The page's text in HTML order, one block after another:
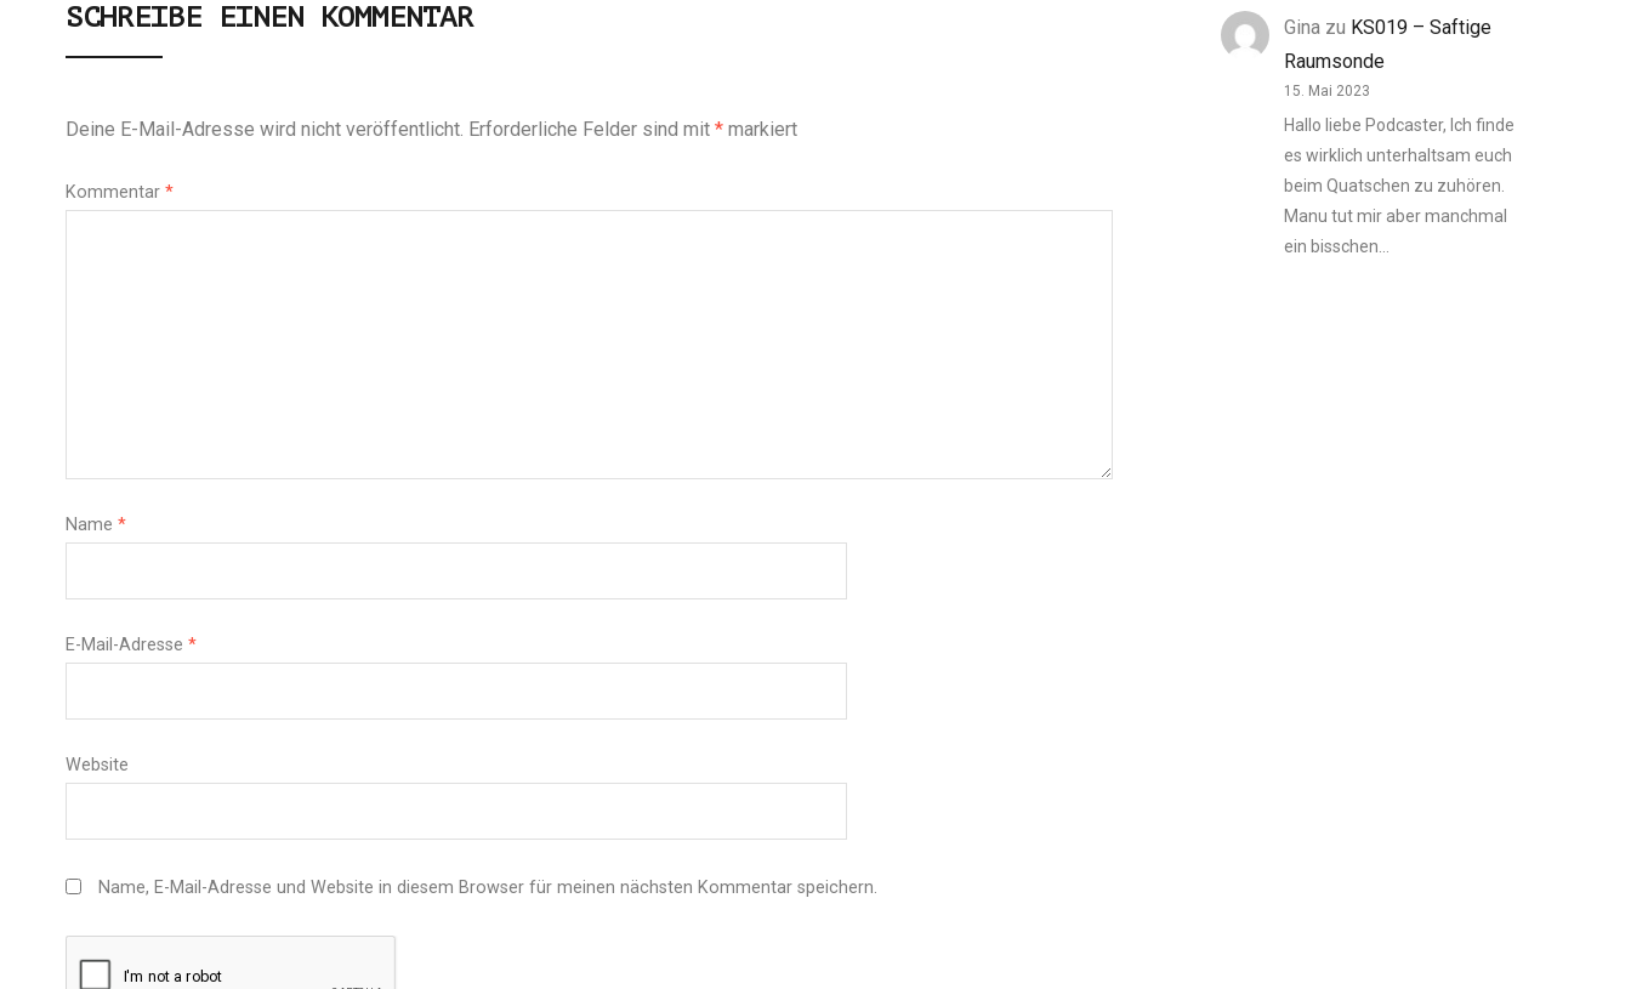
SCHREIBE EINEN KOMMENTAR
Deine E-Mail-Adresse wird nicht veröffentlicht. Erforderliche Felder sind mit *markiert
Kommentar *
Name *
E-Mail-Adresse *
Website
Name, E-Mail-Adresse und Website in diesem Browser für meinen nächsten Kommentar speichern.
Gina zu KS019 – Saftige
Raumsonde
15. Mai 2023
Hallo liebe Podcaster, Ich finde
es wirklich unterhaltsam euch
beim Quatschen zu zuhören.
Manu tut mir aber manchmal
ein bisschen…